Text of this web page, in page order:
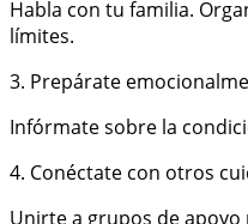
Habla con tu familia.
límites.
3. Prepárate
Infórmate sobre la
4. Conéctate con otros
Unirte a grupos de